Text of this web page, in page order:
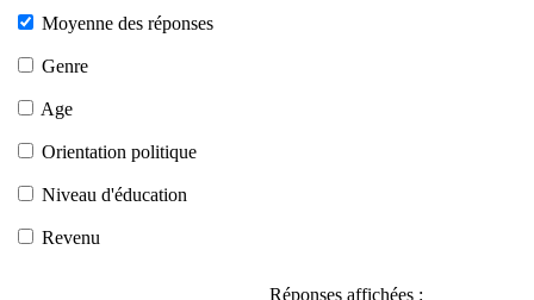
Moyenne des réponses
Genre
Age
Orientation politique
Niveau d'éducation
Revenu
Réponses affichées :